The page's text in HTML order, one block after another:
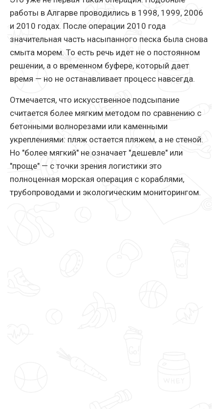
работы в Алгарве проводились в 1998, 1999, 2006
и 2010 годах. После операции 2010 года
значительная часть насыпанного песка была снова
смыта морем. То есть речь идет не о постоянном
решении, а о временном буфере, который дает
время — но не останавливает процесс навсегда.
Отмечается, что искусственное подсыпание
считается более мягким методом по сравнению с
бетонными волнорезами или каменными
укреплениями: пляж остается пляжем, а не стеной.
Но "более мягкий" не означает "дешевле" или
"проще" — с точки зрения логистики это
полноценная морская операция с кораблями,
трубопроводами и экологическим мониторингом.